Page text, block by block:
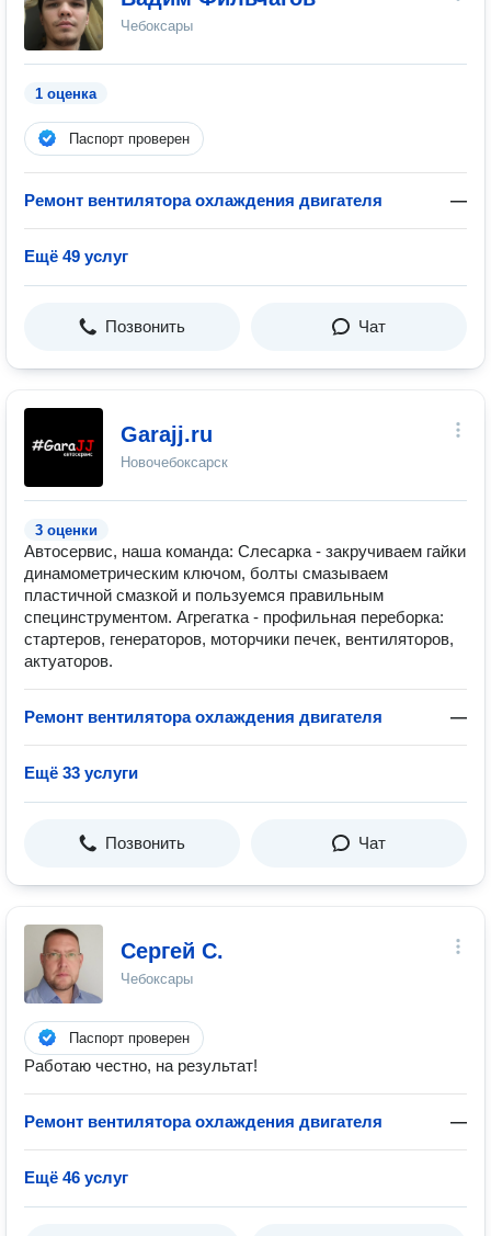
Чебоксары
1 оценка
Паспорт проверен
Ремонт вентилятора охлаждения двигателя —
Ещё 49 услуг
Позвонить Чат
Garajj.ru
Новочебоксарск
3 оценки
Автосервис, наша команда: Слесарка - закручиваем гайки
динамометрическим ключом, болты смазываем
пластичной смазкой и пользуемся правильным
специнструментом. Агрегатка - профильная переборка:
стартеров, генераторов, моторчики печек, вентиляторов,
актуаторов.
Ремонт вентилятора охлаждения двигателя —
Ещё 33 услуги
Позвонить Чат
Сергей С.
Чебоксары
Паспорт проверен
Работаю честно, на результат!
Ремонт вентилятора охлаждения двигателя —
Ещё 46 услуг